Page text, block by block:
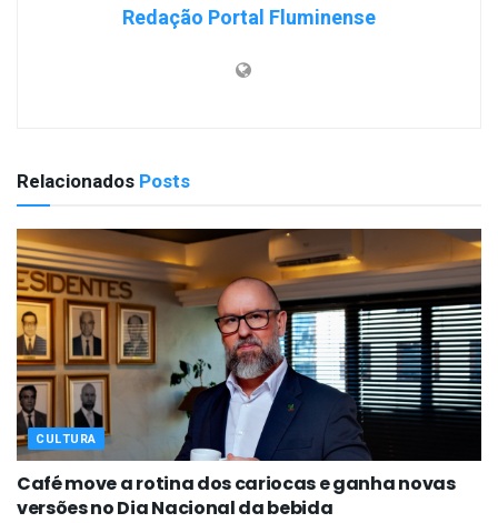
Redação Portal Fluminense
Relacionados Posts
CULTURA
Café move a rotina dos cariocas e ganha novas
versões no Dia Nacional da bebida